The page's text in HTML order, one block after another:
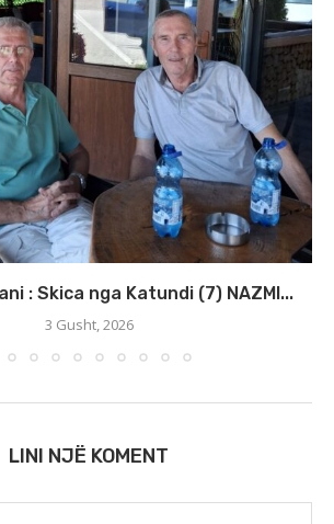
: Skica nga Katundi (7) NAZMI...
3 Gusht, 2026
LINI NJË KOMENT